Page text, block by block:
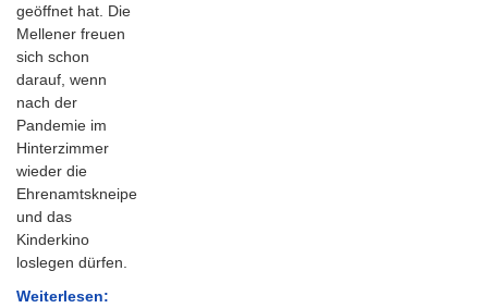
geöffnet hat. Die
Mellener freuen
sich schon
darauf, wenn
nach der
Pandemie im
Hinterzimmer
wieder die
Ehrenamtskneipe
und das
Kinderkino
loslegen dürfen.
Weiterlesen: